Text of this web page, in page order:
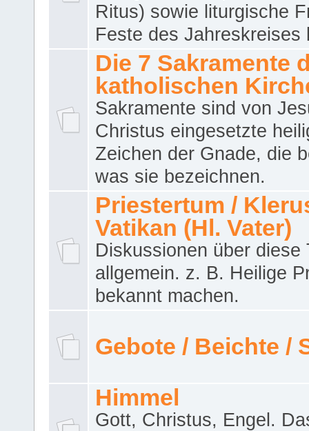
Ritus) sowie liturgische
Feste des Jahreskreises
Die 7 Sakramente
katholischen
Sakramente sind von
Christus eingesetzte
Zeichen der Gnade, die
was sie bezeichnen.
Priestertum /
Vatikan (Hl. Vater)
Diskussionen über diese
allgemein. z. B. Heilige
bekannt machen.
Gebote / Beichte /
Himmel
Gott, Christus, Engel.